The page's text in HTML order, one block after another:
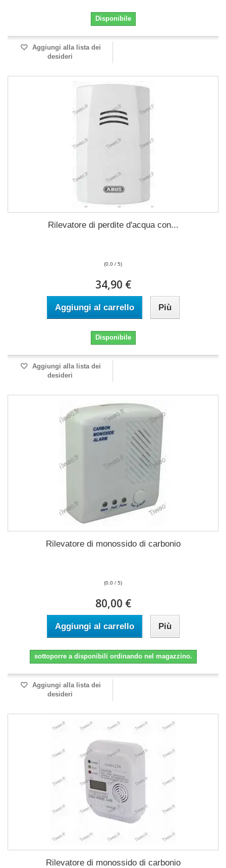
Disponibile
Aggiungi alla lista dei
desideri
Rilevatore di perdite d'acqua con...
(0.0 / 5)
34,90 €
Aggiungi al carrello Più
Disponibile
Aggiungi alla lista dei
desideri
Rilevatore di monossido di carbonio
(0.0 / 5)
80,00 €
Aggiungi al carrello Più
sottoporre a disponibili ordinando nel magazzino.
Aggiungi alla lista dei
desideri
Rilevatore di monossido di carbonio